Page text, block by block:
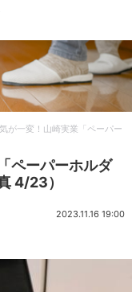
が一変！山崎実業「ペーパー
ペーパーホルダ
4/23）
2023.11.16 19:00